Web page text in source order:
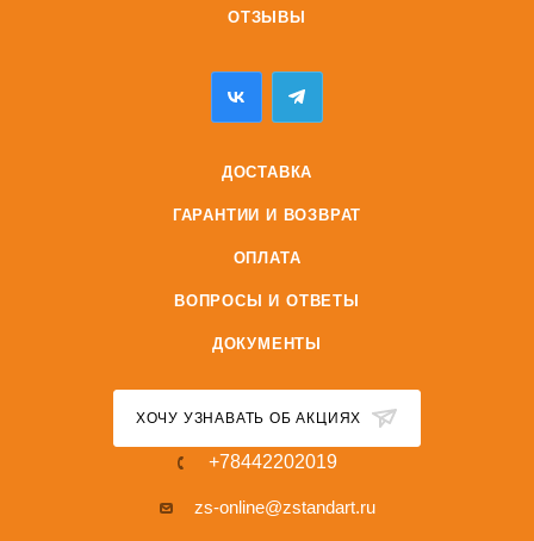
ОТЗЫВЫ
ДОСТАВКА
ГАРАНТИИ И ВОЗВРАТ
ОПЛАТА
ВОПРОСЫ И ОТВЕТЫ
ДОКУМЕНТЫ
ХОЧУ УЗНАВАТЬ ОБ АКЦИЯХ
+78442202019
zs-online@zstandart.ru